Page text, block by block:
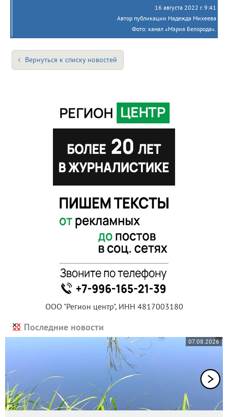
16 августа 2022 г. 9:41
Автор публикации Надежда Михеева
Фото: канал «Мэрия Белорода».
Вернуться к списку новостей
ООО "Регион центр", ИНН 4817003180
Последние новости
07.08.2026